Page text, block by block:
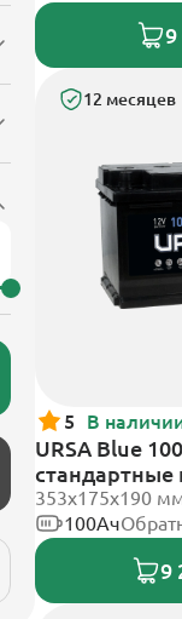
9
12 месяцев
5 В
URSA Blue
353х175х190
100Ач
9